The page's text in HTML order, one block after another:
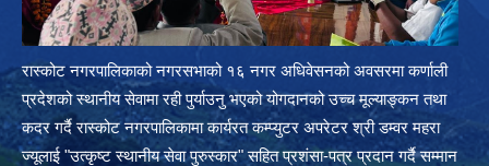
रास्कोट नगरपालिकाको नगरसभाको १६ नगर अधिवेसनको अवसरमा कर्णाली
प्रदेशको स्थानीय सेवामा रही पुर्याउनु भएको योगदानको उच्च मूल्याङ्कन तथा
कदर गर्दै रास्कोट नगरपालिकामा कार्यरत कम्प्युटर अपरेटर श्री डम्वर महरा
ज्यूलाई "उत्कृष्ट स्थानीय सेवा पुरुस्कार" सहित प्रशंसा-पत्र प्रदान गर्दै सम्मान